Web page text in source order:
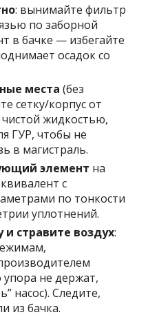
: вынимайте фильтр
по заборной
в бачке — избегайте
осадок со
места (без
сетку/корпус от
жидкостью,
ГУР, чтобы не
в магистраль.
элемент на
с
по тонкости
уплотнений.
и стравите воздух:
не держат,
насос). Следите,
из бачка.